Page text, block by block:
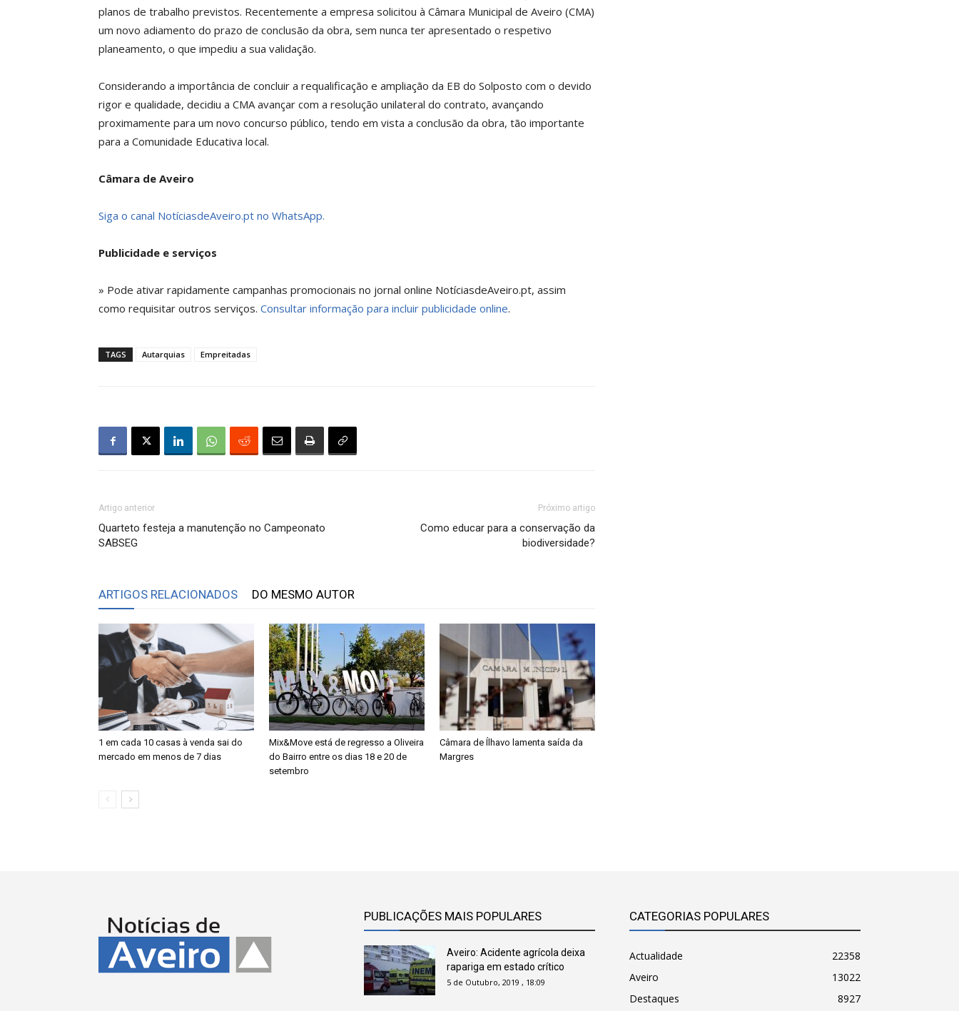
planos de trabalho previstos. Recentemente a empresa solicitou à Câmara Municipal de Aveiro (CMA)
um novo adiamento do prazo de conclusão da obra, sem nunca ter apresentado o respetivo
planeamento, o que impediu a sua validação.
Considerando a importância de concluir a requalificação e ampliação da EB do Solposto com o devido
rigor e qualidade, decidiu a CMA avançar com a resolução unilateral do contrato, avançando
proximamente para um novo concurso público, tendo em vista a conclusão da obra, tão importante
para a Comunidade Educativa local.
Câmara de Aveiro
Siga o canal NotíciasdeAveiro.pt no WhatsApp.
Publicidade e serviços
» Pode ativar rapidamente campanhas promocionais no jornal online NotíciasdeAveiro.pt, assim
como requisitar outros serviços. Consultar informação para incluir publicidade online.
TAGS Autarquias Empreitadas
Artigo anterior
Quarteto festeja a manutenção no Campeonato
SABSEG
Próximo artigo
Como educar para a conservação da
biodiversidade?
ARTIGOS RELACIONADOS DO MESMO AUTOR
1 em cada 10 casas à venda sai do
mercado em menos de 7 dias
Mix&Move está de regresso a Oliveira
do Bairro entre os dias 18 e 20 de
setembro
Câmara de Ílhavo lamenta saída da
Margres
PUBLICAÇÕES MAIS POPULARES
Aveiro: Acidente agrícola deixa
rapariga em estado crítico
5 de Outubro, 2019 , 18:09
CATEGORIAS POPULARES
Actualidade
22358
Aveiro
13022
Destaques
8927